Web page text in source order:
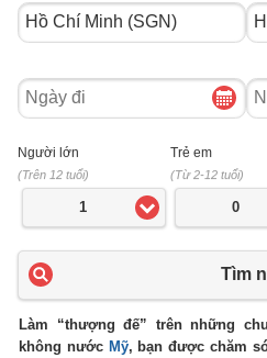
Ngày
đi
về
Người lớn
(Trên 12 tuổi)
1
Trẻ em
(Từ 2-12 tuổi)
0
Tìm
Làm “thượng đế” trên những
không nước Mỹ, bạn được chăm